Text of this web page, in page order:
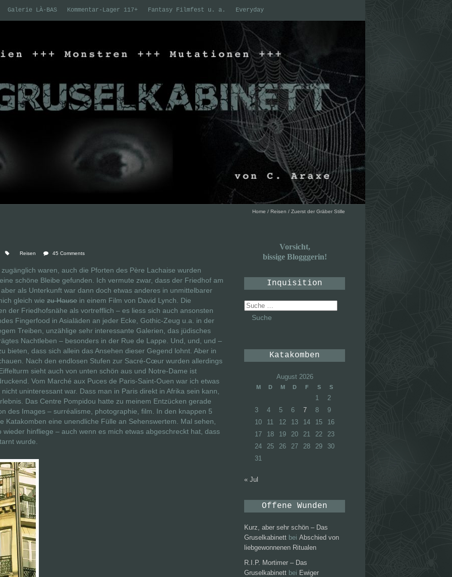
Galerie LÀ-BAS Kommentar-Lager 117+ Fantasy Filmfest u. a. Everyday
Home / Reisen / Zuerst der Gräber Stille
Reisen 45 Comments
waren, auch die Pforten des Père Lachaise wurden
schöne Bleibe gefunden. Ich vermute zwar, dass der Friedhof am
als Unterkunft war dann doch etwas anderes in unmittelbarer
gleich wie zu Hause in einem Film von David Lynch. Die
der Friedhofsnähe als vortrefflich – es liess sich auch ansonsten
Fingerfood in Asialäden an jeder Ecke, Gothic-Zeug u.a. in der
Treiben, unzählige sehr interessante Galerien, das jüdisches
Nachtleben – besonders in der Rue de Lappe. Und, und, und –
bieten, dass sich allein das Ansehen dieser Gegend lohnt. Aber in
Nach den endlosen Stufen zur Sacré-Cœur wurden allerdings
sieht auch von unten schön aus und Notre-Dame ist
Vom Marché aux Puces de Paris-Saint-Ouen war ich etwas
uninteressant war. Dass man in Paris direkt in Afrika sein kann,
Das Centre Pompidou hatte zu meinem Entzücken gerade
des Images – surréalisme, photographie, film. In den knappen 5
Katakomben eine unendliche Fülle an Sehenswertem. Mal sehen,
hinfliege – auch wenn es mich etwas abgeschreckt hat, dass
wurde.
Vorsicht,
bissige Blogggerin!
Inquisition
Suche
nach:
Katakomben
August 2026
M D M D F S S
1
2
3
4 5 6 7 8
9
10
11 12 13 14 15
16
17
18 19 20 21 22
23
24
25 26 27 28 29
30
31
« Jul
Offene Wunden
Kurz, aber sehr schön – Das
Gruselkabinett bei Abschied von
liebgewonnenen Ritualen
R.I.P. Mortimer – Das
Gruselkabinett bei Ewiger